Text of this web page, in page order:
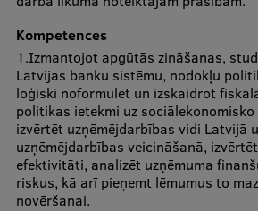
Pētniecības datu pārvaldība
RSU zinātnes portāls
Zinātnes ietekme
Pētniecības platformas
Doktorantūras skola
Pētniecības pakalpojumi
Kompetences
1.Izmantojot apgūtās zināšanas,
Latvijas banku sistēmu, nodokļu
loģiski noformulēt un izskaidrot
politikas ietekmi uz
izvērtēt uzņēmējdarbības vidi Latvijā
uzņēmējdarbības veicināšanā,
efektivitāti, analizēt uzņēmuma
riskus, kā arī pieņemt lēmumus to
novēršanai.